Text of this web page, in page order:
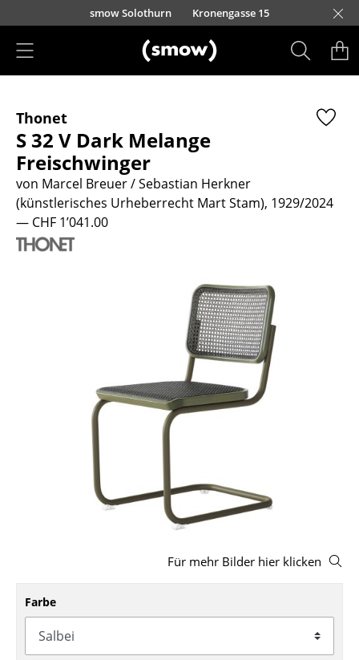
Direkt zum Inhaltsmow Solothurn Kronengasse 15
Sitzmöbel
Esszimmerstühle
Sofas
Sessel
Loungesessel
Bänke & Liegen
Gartenstühle
Kinderstühle
Konferenzstühle
Bürosessel
Thonet
S 32 V Dark Melange
Freischwinger
von Marcel Breuer / Sebastian Herkner
(künstlerisches Urheberrecht Mart Stam), 1929/2024
— CHF 1’041.00
Für mehr Bilder hier klicken
Farbe